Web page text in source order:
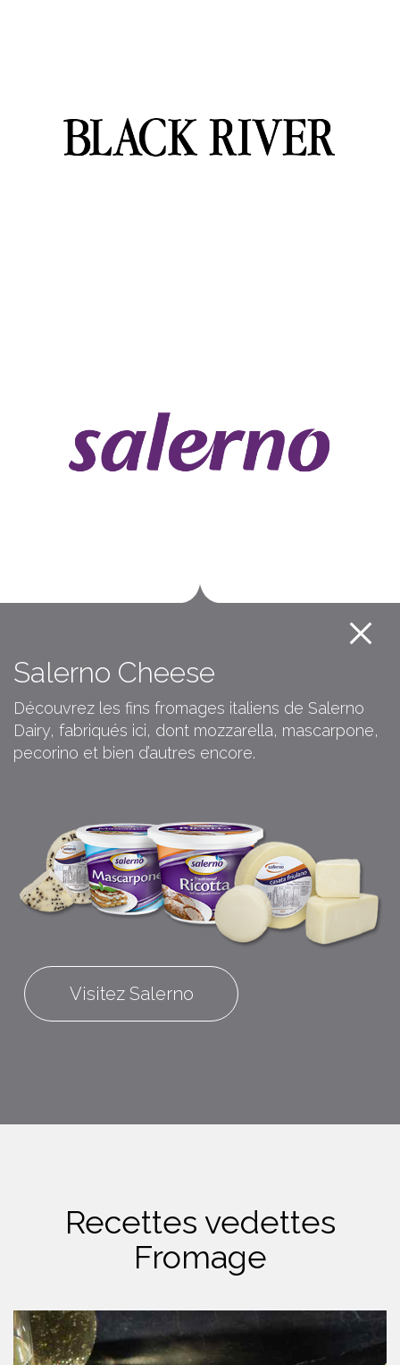
Salerno Cheese
Découvrez les fins fromages italiens de Salerno
Dairy, fabriqués ici, dont mozzarella, mascarpone,
pecorino et bien d’autres encore.
Visitez Salerno
Recettes vedettes
Fromage